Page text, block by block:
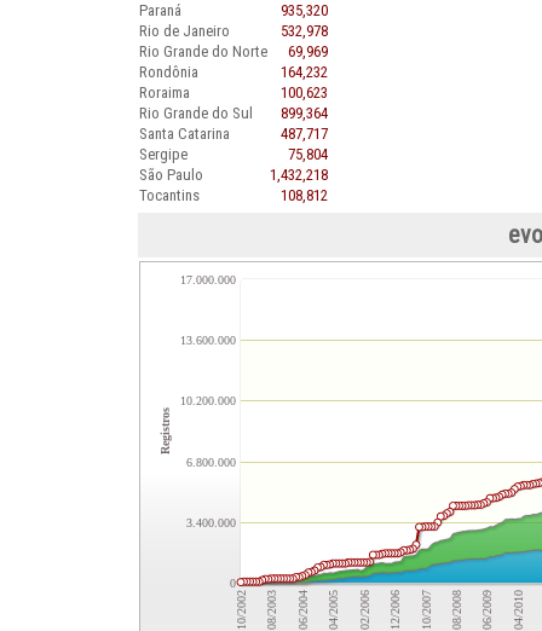
Paraná
935,320
Rio de Janeiro
532,978
Rio Grande do Norte
69,969
Rondônia
164,232
Roraima
100,623
Rio Grande do Sul
899,364
Santa Catarina
487,717
Sergipe
75,804
São Paulo
1,432,218
Tocantins
108,812
10/2002 08/2003 06/2004 04/2005 02/2006 12/2006 10/2007 08/2008 06/2009 04/2010
0
3.400.000
6.800.000
10.200.000
13.600.000
17.000.000
Registros